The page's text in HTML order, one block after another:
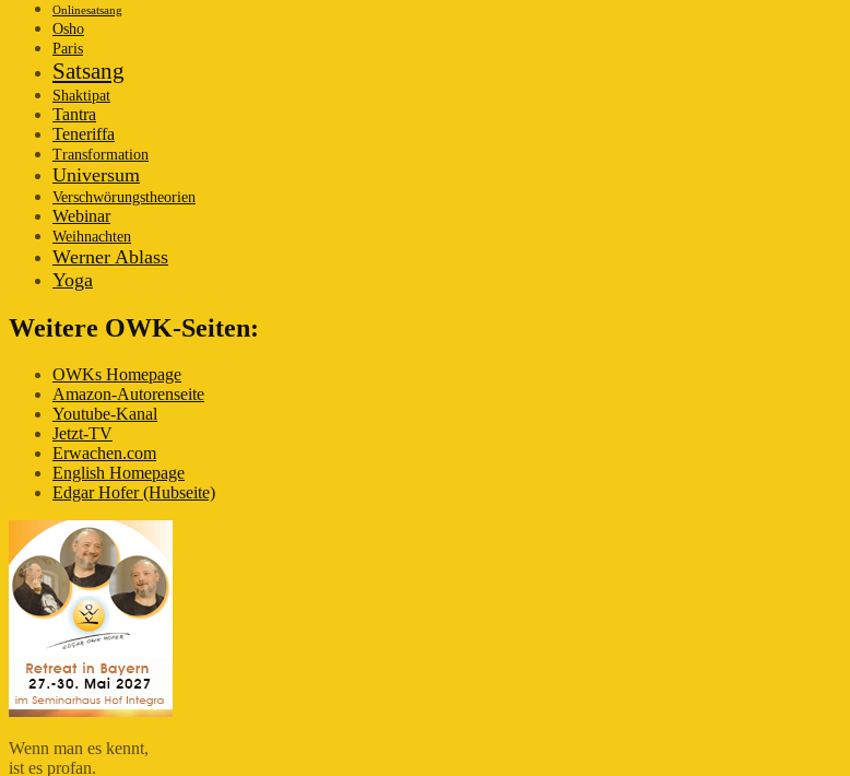
Onlinesatsang
Osho
Paris
Satsang
Shaktipat
Tantra
Teneriffa
Transformation
Universum
Verschwörungstheorien
Webinar
Weihnachten
Werner Ablass
Yoga
Weitere OWK-Seiten:
OWKs Homepage
Amazon-Autorenseite
Youtube-Kanal
Jetzt-TV
Erwachen.com
English Homepage
Edgar Hofer (Hubseite)
Wenn man es kennt,
ist es profan.